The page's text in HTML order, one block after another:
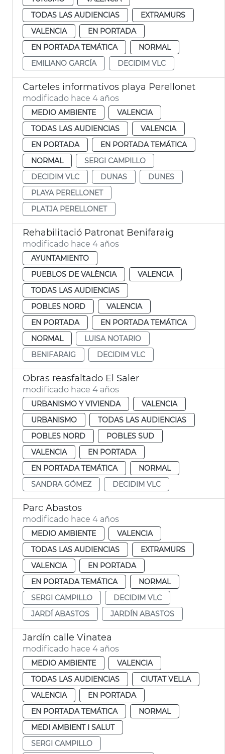
TODAS LAS AUDIENCIAS
EXTRAMURS
VALENCIA
EN PORTADA
EN PORTADA TEMÁTICA
NORMAL
EMILIANO GARCÍA
DECIDIM VLC
Carteles informativos playa Perellonet
modificado hace 4 años
MEDIO AMBIENTE
VALENCIA
TODAS LAS AUDIENCIAS
VALENCIA
EN PORTADA
EN PORTADA TEMÁTICA
NORMAL
SERGI CAMPILLO
DECIDIM VLC
DUNAS
DUNES
PLAYA PERELLONET
PLATJA PERELLONET
Rehabilitació Patronat Benifaraig
modificado hace 4 años
AYUNTAMIENTO
PUEBLOS DE VALÈNCIA
VALENCIA
TODAS LAS AUDIENCIAS
POBLES NORD
VALENCIA
EN PORTADA
EN PORTADA TEMÁTICA
NORMAL
LUISA NOTARIO
BENIFARAIG
DECIDIM VLC
Obras reasfaltado El Saler
modificado hace 4 años
URBANISMO Y VIVIENDA
VALENCIA
URBANISMO
TODAS LAS AUDIENCIAS
POBLES NORD
POBLES SUD
VALENCIA
EN PORTADA
EN PORTADA TEMÁTICA
NORMAL
SANDRA GÓMEZ
DECIDIM VLC
Parc Abastos
modificado hace 4 años
MEDIO AMBIENTE
VALENCIA
TODAS LAS AUDIENCIAS
EXTRAMURS
VALENCIA
EN PORTADA
EN PORTADA TEMÁTICA
NORMAL
SERGI CAMPILLO
DECIDIM VLC
JARDÍ ABASTOS
JARDÍN ABASTOS
Jardín calle Vinatea
modificado hace 4 años
MEDIO AMBIENTE
VALENCIA
TODAS LAS AUDIENCIAS
CIUTAT VELLA
VALENCIA
EN PORTADA
EN PORTADA TEMÁTICA
NORMAL
MEDI AMBIENT I SALUT
SERGI CAMPILLO